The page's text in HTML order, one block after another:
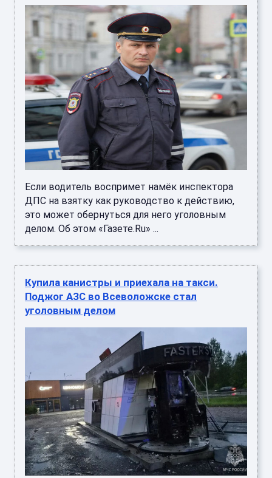
Если водитель воспримет намёк инспектора
ДПС на взятку как руководство к действию,
это может обернуться для него уголовным
делом. Об этом «Газете.Ru» ...
Купила канистры и приехала на такси.
Поджог АЗС во Всеволожске стал
уголовным делом